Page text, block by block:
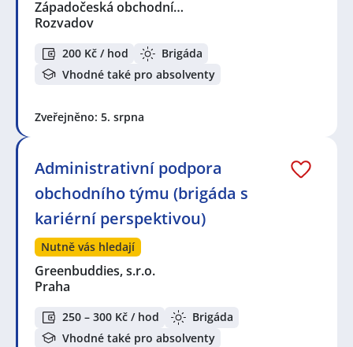
Západočeská obchodní…
Rozvadov
200 Kč / hod
Brigáda
Vhodné také pro absolventy
Zveřejněno: 5. srpna
Administrativní podpora
obchodního týmu (brigáda s
kariérní perspektivou)
Nutně vás hledají
Greenbuddies, s.r.o.
Praha
250 – 300 Kč / hod
Brigáda
Vhodné také pro absolventy